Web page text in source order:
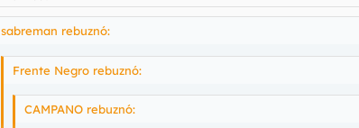
sabreman rebuznó:
Frente Negro rebuznó:
CAMPANO rebuznó: